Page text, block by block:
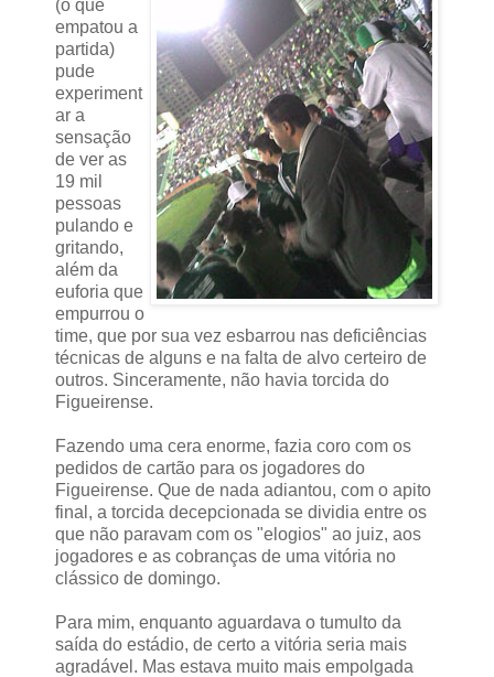
(o que
empatou a
partida)
pude
experiment
ar a
sensação
de ver as
19 mil
pessoas
pulando e
gritando,
além da
euforia que
empurrou o
time, que por sua vez esbarrou nas deficiências
técnicas de alguns e na falta de alvo certeiro de
outros. Sinceramente, não havia torcida do
Figueirense.
Fazendo uma cera enorme, fazia coro com os
pedidos de cartão para os jogadores do
Figueirense. Que de nada adiantou, com o apito
final, a torcida decepcionada se dividia entre os
que não paravam com os "elogios" ao juiz, aos
jogadores e as cobranças de uma vitória no
clássico de domingo.
Para mim, enquanto aguardava o tumulto da
saída do estádio, de certo a vitória seria mais
agradável. Mas estava muito mais empolgada